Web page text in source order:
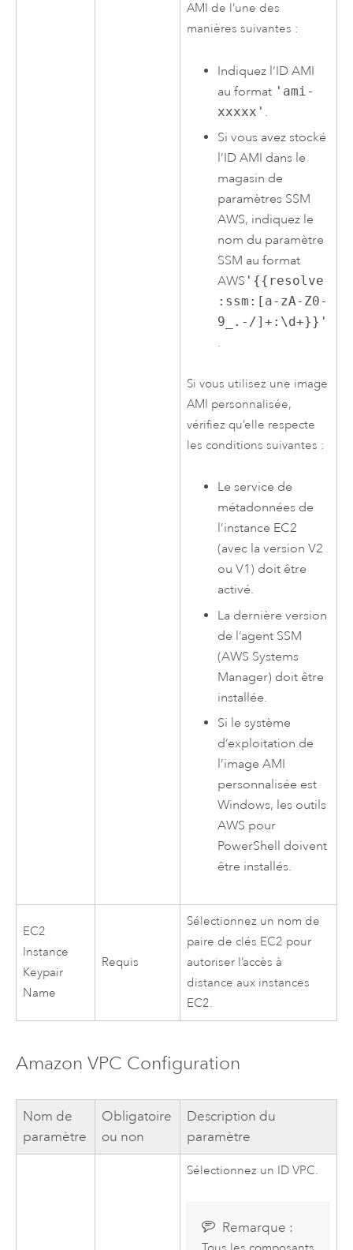
AMI de l’une des
manières suivantes :
Indiquez l’IDAMI
au format 'ami-
xxxxx' .
Si vous avez stocké
l’IDAMI dans le
magasin de
paramètres SSM
AWS, indiquez le
nom du paramètre
SSM au format
AWS '{{resolve
:ssm:[a-zA-Z0-
9_.-/]+:\d+}}'
.
Si vous utilisez une image
AMI personnalisée,
vérifiez qu’elle respecte
les conditions suivantes :
Le service de
métadonnées de
l’instance EC2
(avec la version V2
ou V1) doit être
activé.
La dernière version
de l’agent SSM
(AWS Systems
Manager) doit être
installée.
Si le système
d’exploitation de
l’imageAMI
personnalisée est
Windows, les outils
AWS pour
PowerShell doivent
être installés.
EC2
Instance
Keypair
Name
Requis
Sélectionnez un nom de
paire de clés EC2 pour
autoriser l’accès à
distance aux instances
EC2.
Amazon VPC Configuration
Nom de
paramètre
Obligatoire
ou non
Description du
paramètre
Sélectionnez un IDVPC.
Remarque :